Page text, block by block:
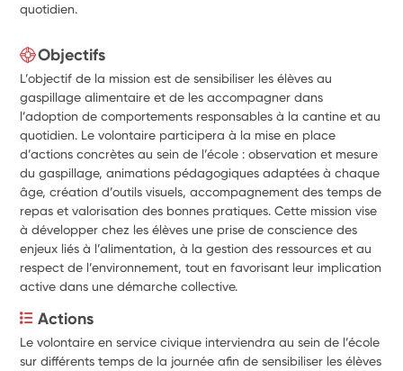
quotidien.
Objectifs
L’objectif de la mission est de sensibiliser les élèves au
gaspillage alimentaire et de les accompagner dans
l’adoption de comportements responsables à la cantine et au
quotidien. Le volontaire participera à la mise en place
d’actions concrètes au sein de l’école : observation et mesure
du gaspillage, animations pédagogiques adaptées à chaque
âge, création d’outils visuels, accompagnement des temps de
repas et valorisation des bonnes pratiques. Cette mission vise
à développer chez les élèves une prise de conscience des
enjeux liés à l’alimentation, à la gestion des ressources et au
respect de l’environnement, tout en favorisant leur implication
active dans une démarche collective.
Actions
Le volontaire en service civique interviendra au sein de l’école
sur différents temps de la journée afin de sensibiliser les élèves